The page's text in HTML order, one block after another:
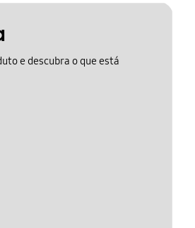
e descubra o que está